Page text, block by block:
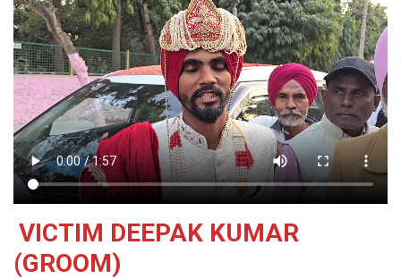
VICTIM DEEPAK KUMAR
(GROOM)